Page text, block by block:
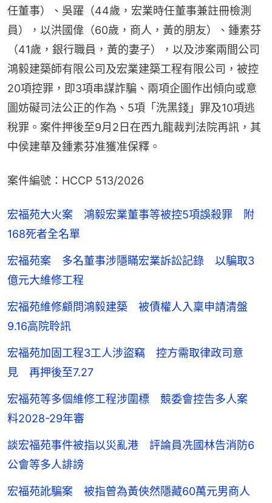
任董事）、吳躍（44歲，宏業時任董事兼註冊檢測
員），以洪國偉（60歲，商人，黃的朋友）、鍾素芬
（41歲，銀行職員，黃的妻子），以及涉案兩間公司
鴻毅建築師有限公司及宏業建築工程有限公司，被控
20項控罪，即3項串謀詐騙、兩項企圖作出傾向或意
圖妨礙司法公正的作為、5項「洗黑錢」罪及10項逃
稅罪。案件押後至9月2日在西九龍裁判法院再訊，其
中侯建華及鍾素芬准獲准保釋。
案件編號：HCCP 513/2026
宏福苑大火案 鴻毅宏業董事等被控5項誤殺罪 附
168死者全名單
宏福苑案 多名董事涉隱瞞宏業訴訟記錄 以騙取3
億元大維修工程
宏福苑維修顧問鴻毅建築 被債權人入稟申請清盤
9.16高院聆訊
宏福苑加固工程3工人涉盜竊 控方需取律政司意
見 再押後至7.27
宏福苑等多個維修工程涉圍標 競委會控告多人案
料2028-29年審
談宏福苑事件被指以災亂港 評論員冼國林告消防6
公會等多人誹謗
宏福苑訛騙案 被指曾為黃俠然隱藏60萬元男商人